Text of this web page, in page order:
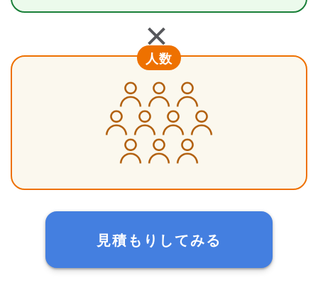
＋
人数
見積もりしてみる